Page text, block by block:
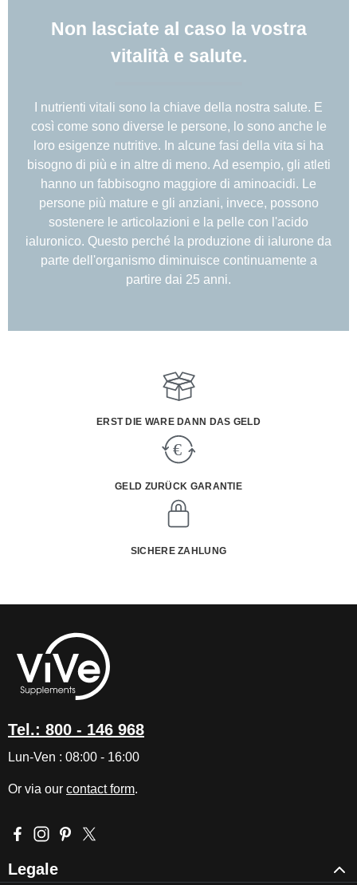
Non lasciate al caso la vostra
vitalità e salute.
I nutrienti vitali sono la chiave della nostra salute. E
così come sono diverse le persone, lo sono anche le
loro esigenze nutritive. In alcune fasi della vita si ha
bisogno di più e in altre di meno. Ad esempio, gli atleti
hanno un fabbisogno maggiore di aminoacidi. Le
persone più mature e gli anziani, invece, possono
sostenere le articolazioni e la pelle con l'acido
ialuronico. Questo perché la produzione di ialurone da
parte dell'organismo diminuisce continuamente a
partire dai 25 anni.
ERST DIE WARE DANN DAS GELD
GELD ZURÜCK GARANTIE
SICHERE ZAHLUNG
Tel.: 800 - 146 968
Lun-Ven : 08:00 - 16:00
Or via our contact form.
Visit us on Facebook – opens in a new browser tab (external
Check us out on Instagram – opens in a new browser tab
Get inspired on Pinterest – opens in a new browser
Follow us on X – opens in a new browser tab
Legale